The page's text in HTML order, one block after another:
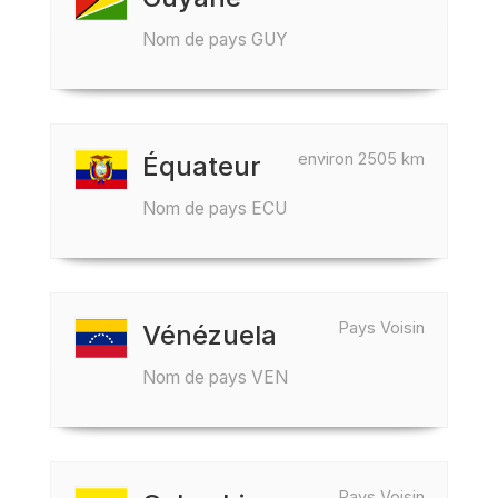
Nom de pays GUY
environ 2505 km
Équateur
Nom de pays ECU
Pays Voisin
Vénézuela
Nom de pays VEN